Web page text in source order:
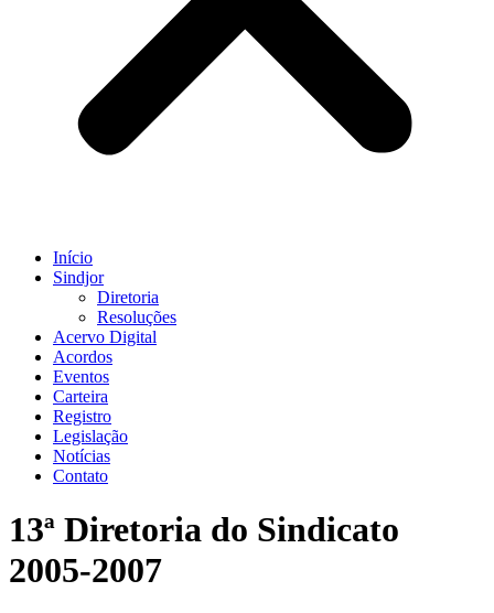
Início
Sindjor
Diretoria
Resoluções
Acervo Digital
Acordos
Eventos
Carteira
Registro
Legislação
Notícias
Contato
13ª Diretoria do Sindicato
2005-2007